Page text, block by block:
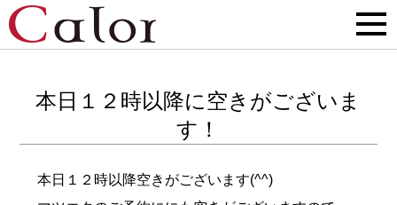
本日１２時以降に空きがございま
す！
本日１２時以降空きがございます(^^)